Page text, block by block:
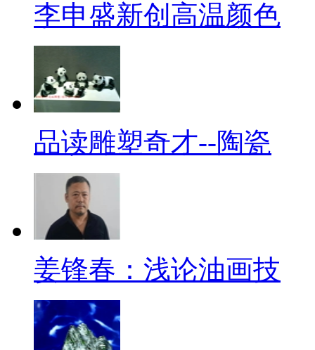
李申盛新创高温颜色
品读雕塑奇才--陶瓷
姜锋春：浅论油画技